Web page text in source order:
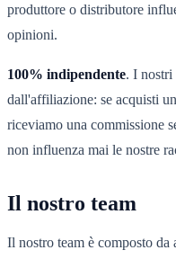
produttore o distributore
opinioni.
100% indipendente. I nostri
dall'affiliazione: se acquisti
riceviamo una commissione
non influenza mai le nostre
Il nostro team
Il nostro team è composto da